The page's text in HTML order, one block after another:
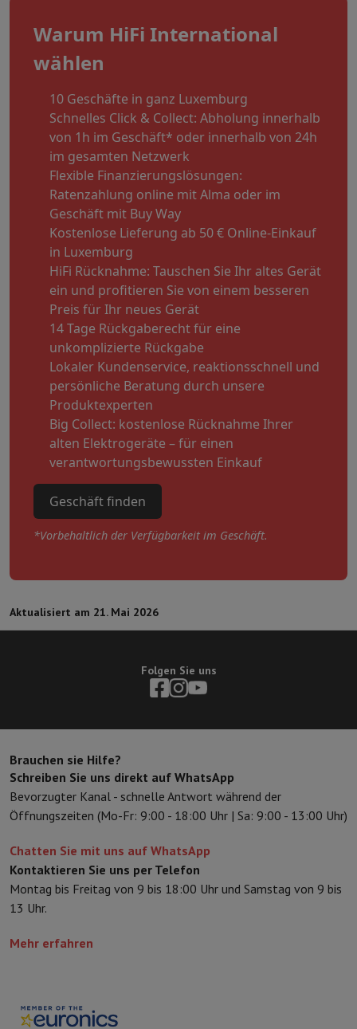
Warum HiFi International
wählen
10 Geschäfte in ganz Luxemburg
Schnelles Click & Collect: Abholung innerhalb
von 1h im Geschäft* oder innerhalb von 24h
im gesamten Netzwerk
Flexible Finanzierungslösungen:
Ratenzahlung online mit Alma oder im
Geschäft mit Buy Way
Kostenlose Lieferung ab 50 € Online-Einkauf
in Luxemburg
HiFi Rücknahme: Tauschen Sie Ihr altes Gerät
ein und profitieren Sie von einem besseren
Preis für Ihr neues Gerät
14 Tage Rückgaberecht für eine
unkomplizierte Rückgabe
Lokaler Kundenservice, reaktionsschnell und
persönliche Beratung durch unsere
Produktexperten
Big Collect: kostenlose Rücknahme Ihrer
alten Elektrogeräte – für einen
verantwortungsbewussten Einkauf
Geschäft finden
*Vorbehaltlich der Verfügbarkeit im Geschäft.
Aktualisiert am 21. Mai 2026
Folgen Sie uns
Brauchen sie Hilfe?
Schreiben Sie uns direkt auf WhatsApp
Bevorzugter Kanal - schnelle Antwort während der
Öffnungszeiten (Mo-Fr: 9:00 - 18:00 Uhr | Sa: 9:00 - 13:00 Uhr)
Chatten Sie mit uns auf WhatsApp
Kontaktieren Sie uns per Telefon
Montag bis Freitag von 9 bis 18:00 Uhr und Samstag von 9 bis
13 Uhr.
Mehr erfahren